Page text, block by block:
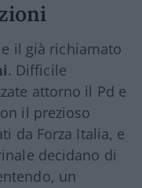
il già richiamato
. Difficile
attorno il Pd e
il prezioso
da Forza Italia, e
decidano di
un